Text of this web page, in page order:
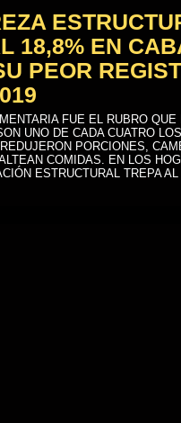
18,8% EN
PEOR
FUE EL RUBRO QUE
UNO DE CADA CUATRO
PORCIONES,
COMIDAS. EN LOS
ESTRUCTURAL TREPA AL